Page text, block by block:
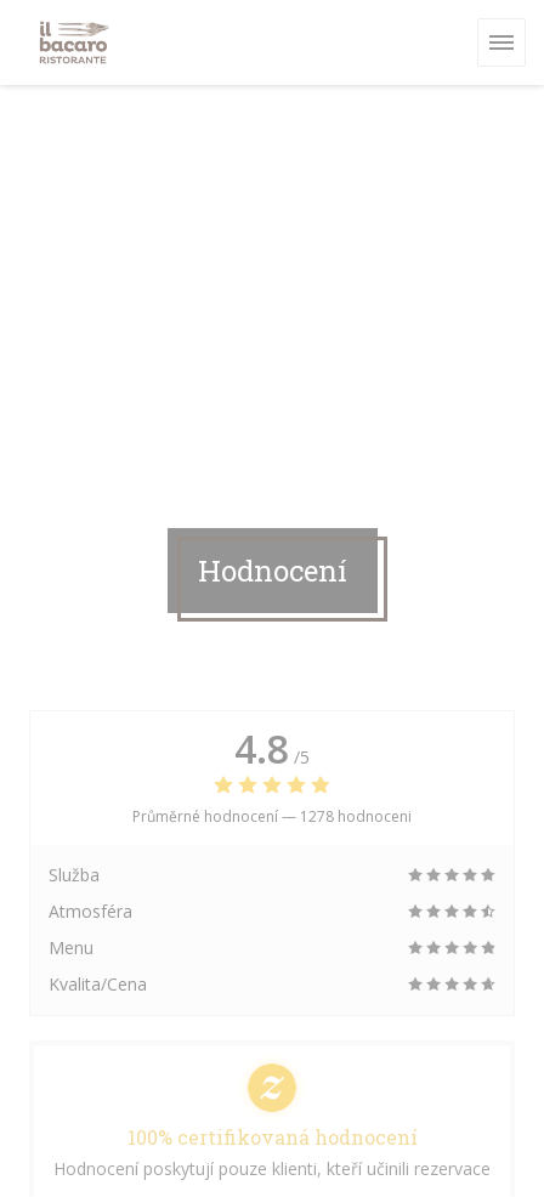
Hodnocení
4.8 /5
Průměrné hodnocení — 1278 hodnoceni
Služba
Atmosféra
Menu
Kvalita/Cena
100% certifikovaná hodnocení
Hodnocení poskytují pouze klienti, kteří učinili rezervace